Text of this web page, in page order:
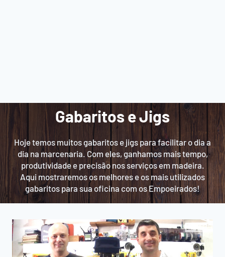
Gabaritos e Jigs
Hoje temos muitos gabaritos e jigs para facilitar o dia a
dia na marcenaria. Com eles, ganhamos mais tempo,
produtividade e precisão nos serviços em madeira.
Aqui mostraremos os melhores e os mais utilizados
gabaritos para sua oficina com os Empoeirados!